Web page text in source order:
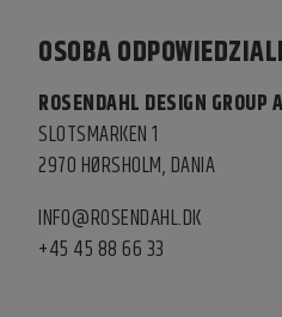
OSOBA
ROSENDAHL DESIGN GROUP
SLOTSMARKEN 1
2970 HØRSHOLM, DANIA
INFO@ROSENDAHL.DK
+45 45 88 66 33